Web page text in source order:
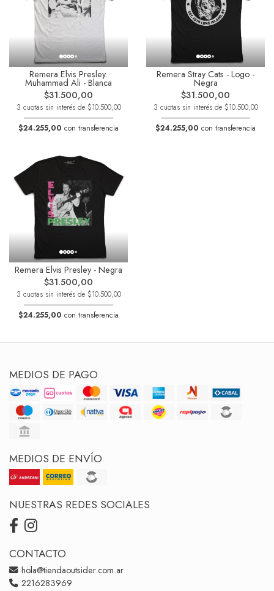
Remera Elvis Presley.
Muhammad Ali - Blanca
$31.500,00
3 cuotas sin interés de $10.500,00
$24.255,00 con transferencia
Remera Stray Cats - Logo -
Negra
$31.500,00
3 cuotas sin interés de $10.500,00
$24.255,00 con transferencia
Remera Elvis Presley - Negra
$31.500,00
3 cuotas sin interés de $10.500,00
$24.255,00 con transferencia
MEDIOS DE PAGO
MEDIOS DE ENVÍO
NUESTRAS REDES SOCIALES
CONTACTO
hola@tiendaoutsider.com.ar
2216283969